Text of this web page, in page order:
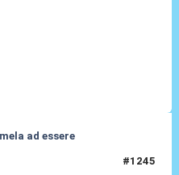
ad essere
#1245